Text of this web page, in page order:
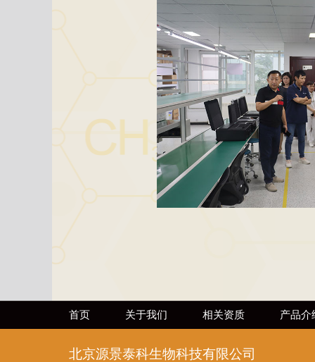
首页 关于我们 相关资质 产品介
北京源景泰科生物科技有限公司